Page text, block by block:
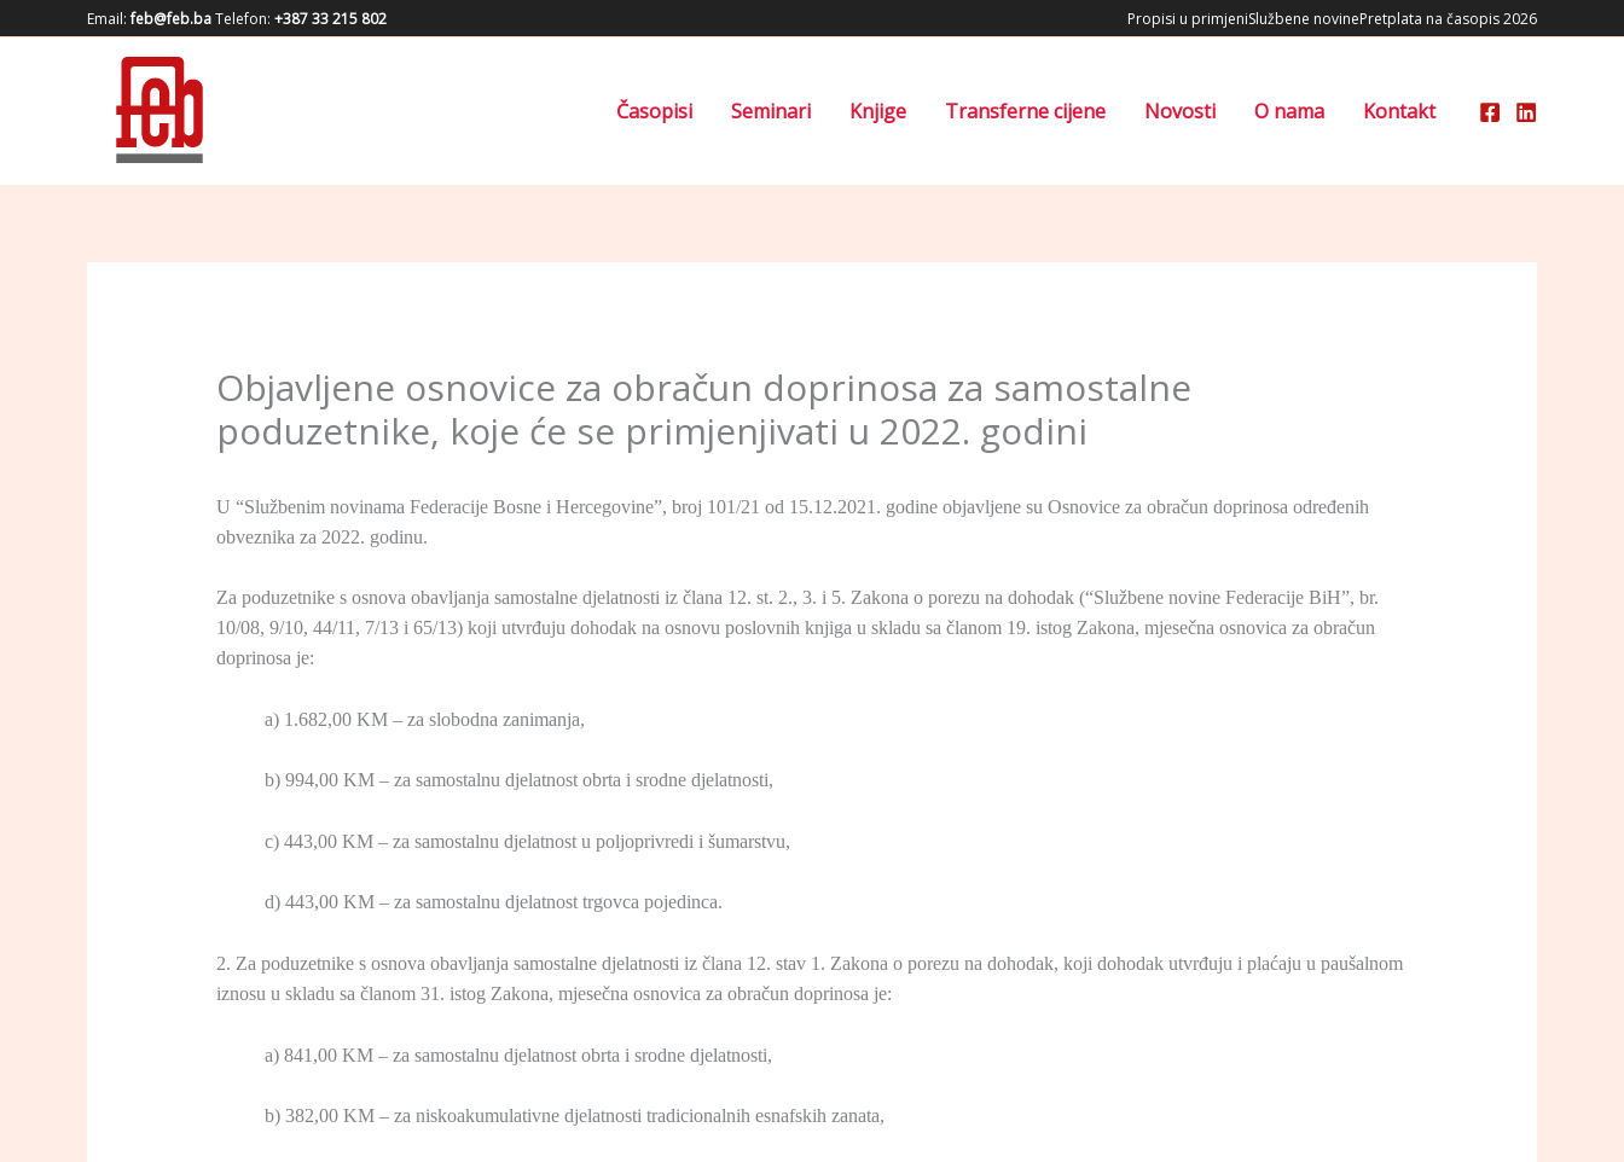
to
Email:feb@feb.baTelefon: +387 33 215 802 Propisi u primjeniSlužbene novinePretplata na časopis 2026
Časopisi Seminari Knjige Transferne cijene Novosti O nama Kontakt
Objavljene osnovice za obračun doprinosa za samostalne
poduzetnike, koje će se primjenjivati u 2022. godini
U “Službenim novinama Federacije Bosne i Hercegovine”, broj 101/21 od 15.12.2021. godine objavljene su Osnovice za obračun doprinosa određenih
obveznika za 2022. godinu.
Za poduzetnike s osnova obavljanja samostalne djelatnosti iz člana 12. st. 2., 3. i 5. Zakona o porezu na dohodak (“Službene novine Federacije BiH”, br.
10/08, 9/10, 44/11, 7/13 i 65/13) koji utvrđuju dohodak na osnovu poslovnih knjiga u skladu sa članom 19. istog Zakona, mjesečna osnovica za obračun
doprinosa je:
a) 1.682,00 KM – za slobodna zanimanja,
b) 994,00 KM – za samostalnu djelatnost obrta i srodne djelatnosti,
c) 443,00 KM – za samostalnu djelatnost u poljoprivredi i šumarstvu,
d) 443,00 KM – za samostalnu djelatnost trgovca pojedinca.
2. Za poduzetnike s osnova obavljanja samostalne djelatnosti iz člana 12. stav 1. Zakona o porezu na dohodak, koji dohodak utvrđuju i plaćaju u paušalnom
iznosu u skladu sa članom 31. istog Zakona, mjesečna osnovica za obračun doprinosa je:
a) 841,00 KM – za samostalnu djelatnost obrta i srodne djelatnosti,
b) 382,00 KM – za niskoakumulativne djelatnosti tradicionalnih esnafskih zanata,